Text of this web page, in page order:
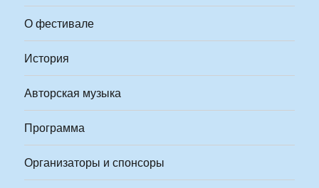
О фестивале
История
Авторская музыка
Программа
Организаторы и спонсоры